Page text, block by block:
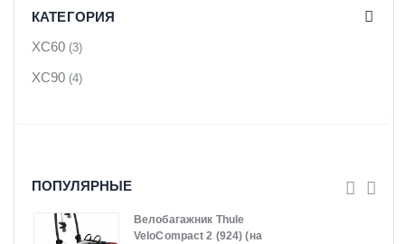
КАТЕГОРИЯ
XC60 (3)
XC90 (4)
ПОПУЛЯРНЫЕ
Велобагажник Thule
VeloCompact 2 (924) (на